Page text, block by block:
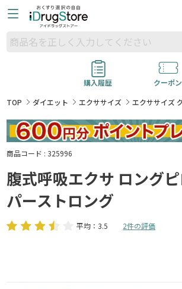
購入履歴
クーポン
TOP
ダイエット エクササイズ エクササイズ
商品コード : 325996
腹式呼吸エクサ ロング
パーストロング
平均：3.5 2件の評価